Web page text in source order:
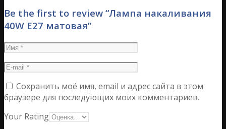
Be the first to review “Лампа накаливания
40W E27 матовая”
Сохранить моё имя, email и адрес сайта в этом
браузере для последующих моих комментариев.
Your Rating